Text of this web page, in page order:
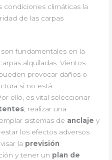
condiciones climáticas la
de las carpas
son fundamentales en la
alquiladas. Vientos
provocar daños o
si no está
ello, es vital seleccionar
, realizar una
sistemas de anclaje y
los efectos adversos
la previsión
y tener un plan de